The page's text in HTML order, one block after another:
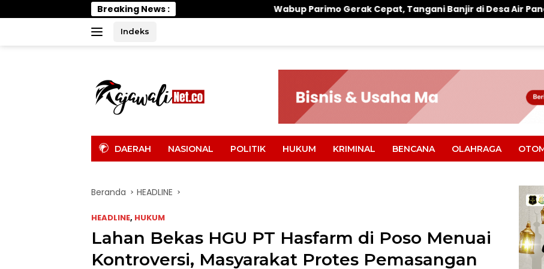
ke
Breaking News : Wabup Parimo Gerak Cepat, Tangani Banjir di Desa Air Panas Warung
Indeks
DAERAH NASIONAL POLITIK HUKUM KRIMINAL BENCANA OLAHRAGA
Beranda HEADLINE
HEADLINE, HUKUM
Lahan Bekas HGU PT Hasfarm di Poso Menuai
Kontroversi, Masyarakat Protes Pemasangan